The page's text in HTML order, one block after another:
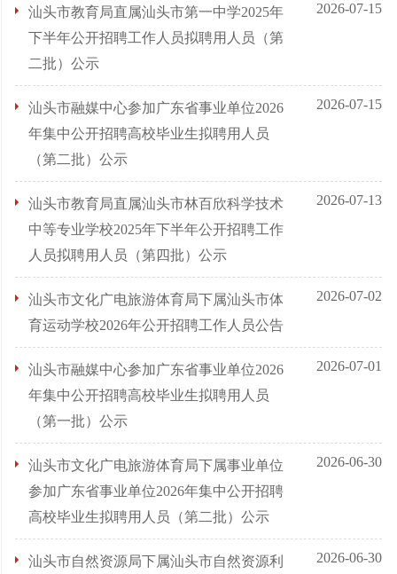
汕头市教育局直属汕头市第一中学2025年
下半年公开招聘工作人员拟聘用人员（第
二批）公示
2026-07-15
汕头市融媒中心参加广东省事业单位2026
年集中公开招聘高校毕业生拟聘用人员
（第二批）公示
2026-07-15
汕头市教育局直属汕头市林百欣科学技术
中等专业学校2025年下半年公开招聘工作
人员拟聘用人员（第四批）公示
2026-07-13
汕头市文化广电旅游体育局下属汕头市体
育运动学校2026年公开招聘工作人员公告
2026-07-02
汕头市融媒中心参加广东省事业单位2026
年集中公开招聘高校毕业生拟聘用人员
（第一批）公示
2026-07-01
汕头市文化广电旅游体育局下属事业单位
参加广东省事业单位2026年集中公开招聘
高校毕业生拟聘用人员（第二批）公示
2026-06-30
汕头市自然资源局下属汕头市自然资源利
2026-06-30